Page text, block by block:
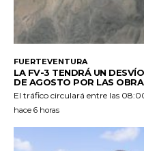
FUERTEVENTURA
LA FV-3 TENDRÁ UN
DE AGOSTO POR LAS
El tráfico circulará entre las
hace 6 horas